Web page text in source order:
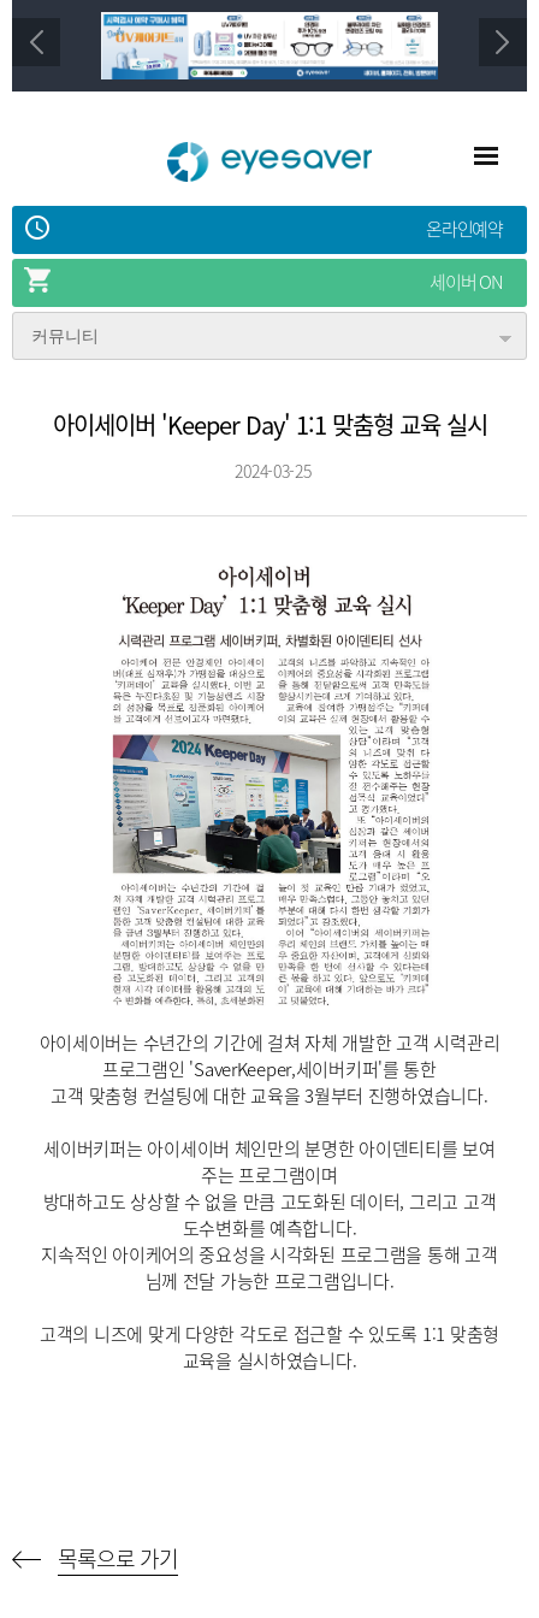
온라인예약
세이버 ON
커뮤니티
아이세이버 'Keeper Day' 1:1 맞춤형 교육 실시
2024-03-25
아이세이버는 수년간의 기간에 걸쳐 자체 개발한 고객 시력관리
프로그램인 'SaverKeeper,세이버키퍼'를 통한
고객 맞춤형 컨설팅에 대한 교육을 3월부터 진행하였습니다.
세이버키퍼는 아이세이버 체인만의 분명한 아이덴티티를 보여
주는 프로그램이며
방대하고도 상상할 수 없을 만큼 고도화된 데이터, 그리고 고객
도수변화를 예측합니다.
지속적인 아이케어의 중요성을 시각화된 프로그램을 통해 고객
님께 전달 가능한 프로그램입니다.
고객의 니즈에 맞게 다양한 각도로 접근할 수 있도록 1:1 맞춤형
교육을 실시하였습니다.
목록으로 가기